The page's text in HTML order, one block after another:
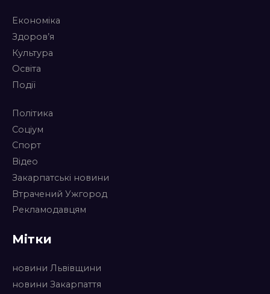
Економіка
Здоров’я
Культура
Освіта
Події
Політика
Соціум
Спорт
Відео
Закарпатські новини
Втрачений Ужгород
Рекламодавцям
Мітки
новини Львівщини
новини Закарпаття